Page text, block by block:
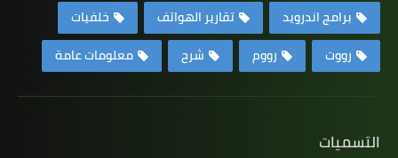
برامج اندرويد
تقارير الهواتف
خلفيات
رووت
رووم شرح معلومات عامة
التسميات